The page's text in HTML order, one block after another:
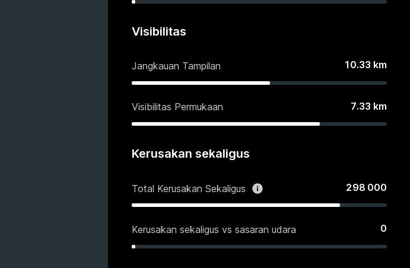
Visibilitas
Jangkauan Tampilan 10.33 km
Visibilitas Permukaan 7.33 km
Kerusakan sekaligus
Total Kerusakan Sekaligus 298 000
Kerusakan sekaligus vs sasaran udara 0